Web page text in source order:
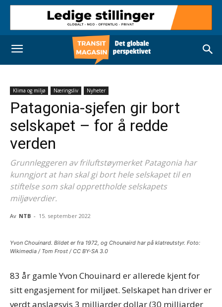
Klima og miljø Næringsliv Nyheter
Patagonia-sjefen gir bort
selskapet – for å redde
verden
Grunnleggeren av friluftstøymerket Patagonia har
kunngjort at han skal gi bort hele selskapet til en
stiftelse som skal opprettholde selskapets
miljøverdier.
Av NTB - 15. september 2022
Yvon Chouinard. Bildet er fra 1972, og Chounaird har på klatreutstyr. Foto:
Wikimedia / Tom Frost / CC BY-SA 3.0
83 år gamle Yvon Chouinard er allerede kjent for
sitt engasjement for miljøet. Selskapet han driver er
verdt anslagsvis 3 milliarder dollar (30 milliarder